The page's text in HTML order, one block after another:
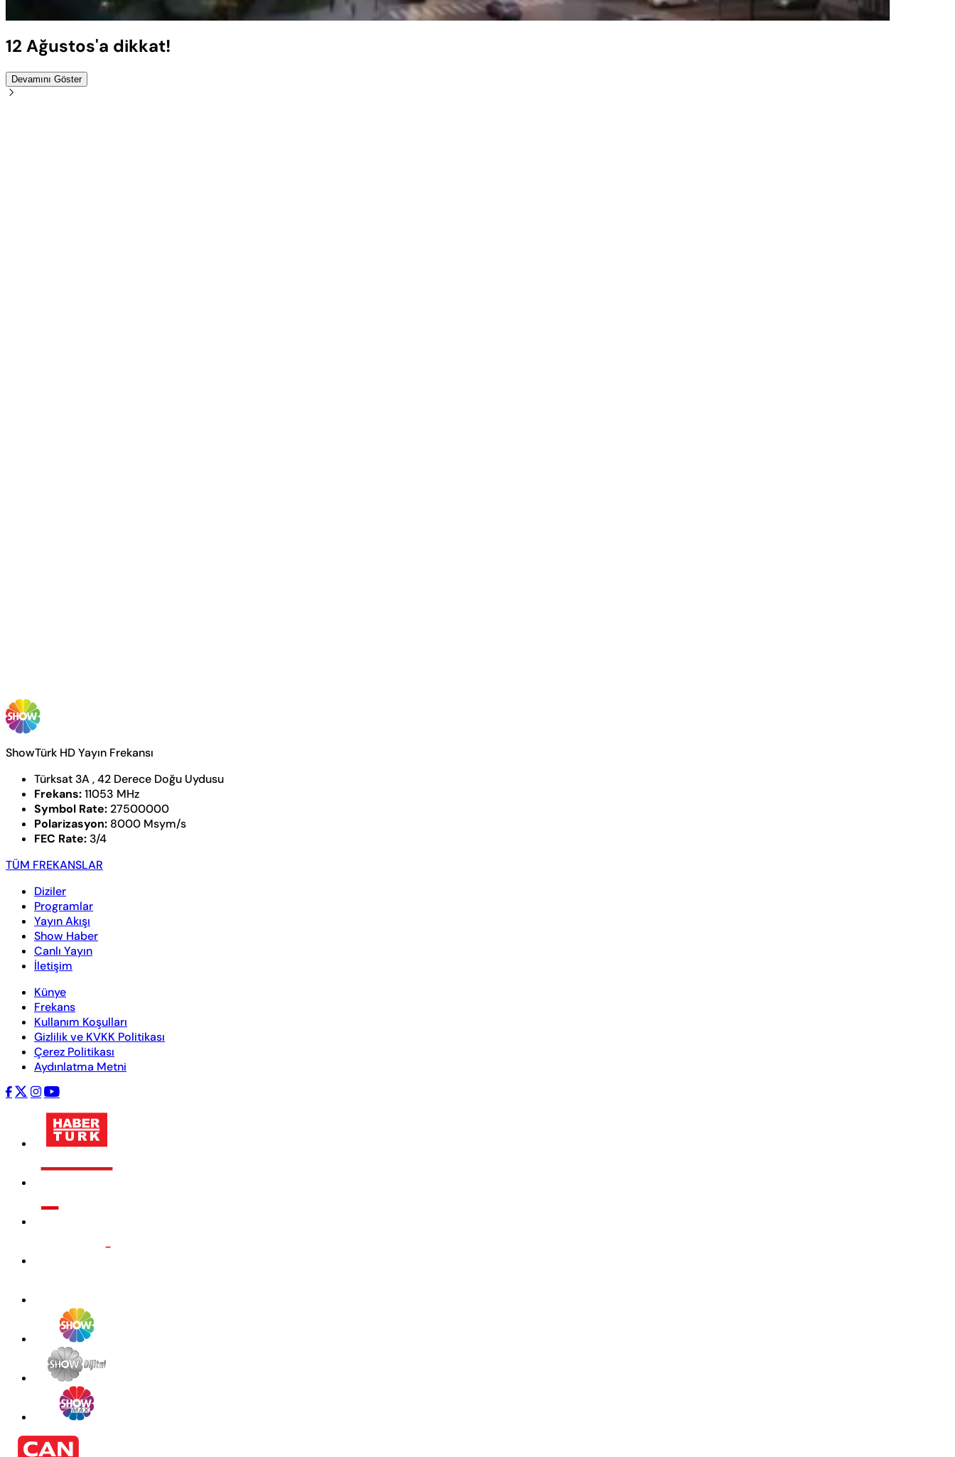
Oynatma
12 Ağustos'a dikkat!
Devamını Göster
ShowTürk HD Yayın Frekansı
Türksat 3A , 42 Derece Doğu Uydusu
Frekans:11053 MHz
Symbol Rate: 27500000
Polarizasyon: 8000 Msym/s
FEC Rate: 3/4
TÜM FREKANSLAR
Diziler
Programlar
Yayın Akışı
Show Haber
Canlı Yayın
İletişim
Künye
Frekans
Kullanım Koşulları
Gizlilik ve KVKK Politikası
Çerez Politikası
Aydınlatma Metni